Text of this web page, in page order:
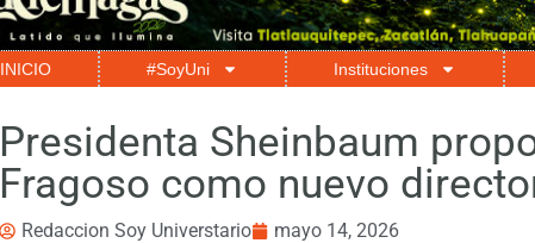
INICIO #SoyUni Instituciones
Presidenta Sheinbaum
Fragoso como nuevo
Redaccion Soy Universtario mayo 14, 2026